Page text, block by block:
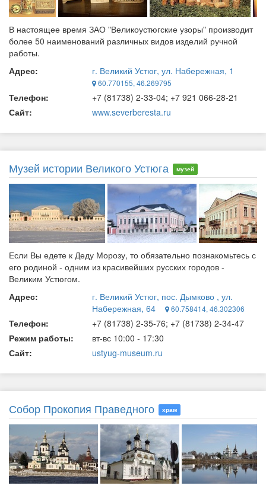
В настоящее время ЗАО "Великоустюгские узоры" производит
более 50 наименований различных видов изделий ручной
работы.
Адрес:
г. Великий Устюг, ул. Набережная, 1
60.770155, 46.269795
Телефон:
+7 (81738) 2-33-04; +7 921 066-28-21
Сайт:
www.severberesta.ru
Музей истории Великого Устюга музей
Если Вы едете к Деду Морозу, то обязательно познакомьтесь с
его родиной - одним из красивейших русских городов -
Великим Устюгом.
Адрес:
г. Великий Устюг, пос. Дымково , ул.
Набережная, 64
60.758414, 46.302306
Телефон:
+7 (81738) 2‑35-76; +7 (81738) 2‑34-47
Режим работы:
вт-вс 10:00 - 17:30
Сайт:
ustyug-museum.ru
Собор Прокопия Праведного храм